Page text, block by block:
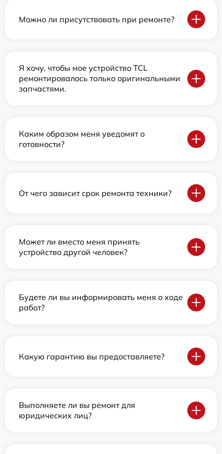
Можно ли присутствовать при ремонте?
Я хочу, чтобы мое устройство TCL
ремонтировалось только оригинальными
запчастями.
Каким образом меня уведомят о
готовности?
От чего зависит срок ремонта техники?
Может ли вместо меня принять
устройство другой человек?
Будете ли вы информировать меня о ходе
работ?
Какую гарантию вы предоставляете?
Выполняете ли вы ремонт для
юридических лиц?